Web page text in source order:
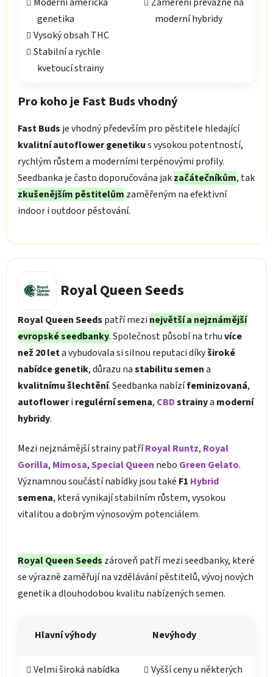
genetika
Vysoký obsah THC
Stabilní a rychle
kvetoucí strainy
moderní hybridy
Pro koho je Fast Buds vhodný
Fast Buds je vhodný především pro pěstitele hledající
kvalitní autoflower genetikus vysokou potentností,
rychlým růstem a moderními terpénovými profily.
Seedbanka je často doporučována jakzačátečníkům, tak
zkušenějším pěstitelům zaměřeným na efektivní
indoor i outdoor pěstování.
Royal Queen Seeds
Royal Queen Seeds patří mezi největší a nejznámější
evropské seedbanky. Společnost působí na trhuvíce
než 20 leta vybudovala si silnou reputaci díkyširoké
nabídce genetik, důrazu nastabilitu semena
kvalitnímu šlechtění. Seedbanka nabízífeminizovaná,
autofloweri regulérní semena, CBDstrainya moderní
hybridy.
Mezi nejznámější strainy patříRoyal Runtz, Royal
Gorilla, Mimosa,Special Queen nebo Green Gelato.
Významnou součástí nabídky jsou také F1 Hybrid
semena, která vynikají stabilním růstem, vysokou
vitalitou a dobrým výnosovým potenciálem.
Royal Queen Seeds zároveň patří mezi seedbanky, které
se výrazně zaměřují na vzdělávání pěstitelů, vývoj nových
genetik a dlouhodobou kvalitu nabízených semen.
Hlavní výhody Nevýhody
Velmi široká nabídka
Vyšší ceny u některých